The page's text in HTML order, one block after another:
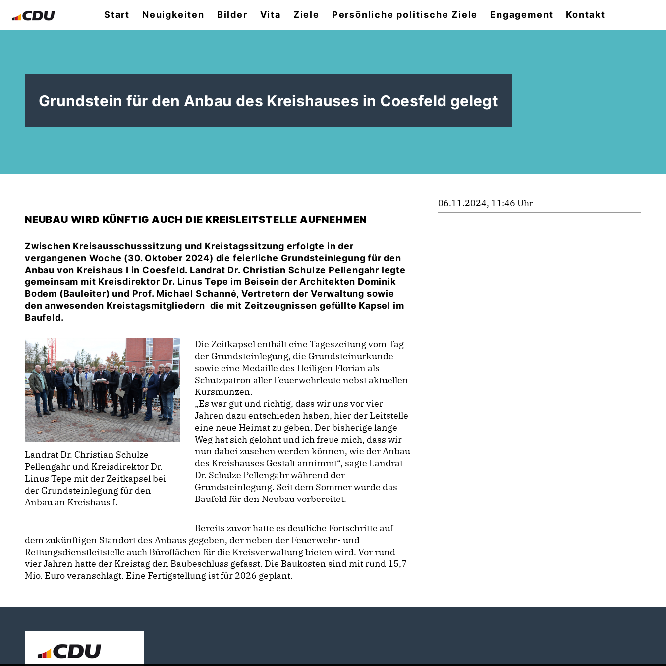
Start Neuigkeiten Bilder Vita Ziele Persönliche politische Ziele Engagement Kontakt
Grundstein für den Anbau des Kreishauses in Coesfeld gelegt
NEUBAU WIRD KÜNFTIG AUCH DIE KREISLEITSTELLE AUFNEHMEN
Zwischen Kreisausschusssitzung und Kreistagssitzung erfolgte in der
vergangenen Woche (30. Oktober 2024) die feierliche Grundsteinlegung für den
Anbau von Kreishaus I in Coesfeld. Landrat Dr. Christian Schulze Pellengahr legte
gemeinsam mit Kreisdirektor Dr. Linus Tepe im Beisein der Architekten Dominik
Bodem (Bauleiter) und Prof. Michael Schanné, Vertretern der Verwaltung sowie
den anwesenden Kreistagsmitgliedern die mit Zeitzeugnissen gefüllte Kapsel im
Baufeld.
Landrat Dr. Christian Schulze
Pellengahr und Kreisdirektor Dr.
Linus Tepe mit der Zeitkapsel bei
der Grundsteinlegung für den
Anbau an Kreishaus I.
Die Zeitkapsel enthält eine Tageszeitung vom Tag
der Grundsteinlegung, die Grundsteinurkunde
sowie eine Medaille des Heiligen Florian als
Schutzpatron aller Feuerwehrleute nebst aktuellen
Kursmünzen.
Es war gut und richtig, dass wir uns vor vier
Jahren dazu entschieden haben, hier der Leitstelle
eine neue Heimat zu geben. Der bisherige lange
Weg hat sich gelohnt und ich freue mich, dass wir
nun dabei zusehen werden können, wie der Anbau
des Kreishauses Gestalt annimmt“, sagte Landrat
Dr. Schulze Pellengahr während der
Grundsteinlegung. Seit dem Sommer wurde das
Baufeld für den Neubau vorbereitet.
Bereits zuvor hatte es deutliche Fortschritte auf
dem zukünftigen Standort des Anbaus gegeben, der neben der Feuerwehr- und
Rettungsdienstleitstelle auch Büroflächen für die Kreisverwaltung bieten wird. Vor rund
vier Jahren hatte der Kreistag den Baubeschluss gefasst. Die Baukosten sind mit rund 15,7
Mio. Euro veranschlagt. Eine Fertigstellung ist für 2026 geplant.
06.11.2024, 11:46 Uhr